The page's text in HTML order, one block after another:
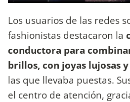
Los usuarios de las redes
fashionistas destacaron la
conductora para
brillos, con joyas lujosas
las que llevaba puestas.
el centro de atención,